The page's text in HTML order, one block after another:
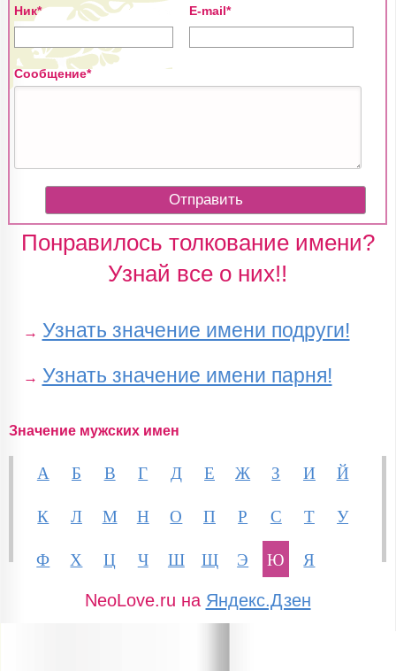
Ник* E-mail*
Сообщение*
Понравилось толкование имени?
Узнай все о них!!
→ Узнать значение имени подруги!
→ Узнать значение имени парня!
Значение мужских имен
А Б В Г Д Е Ж З И
Й
К
Л М Н О П Р С Т
У
Ф
Х Ц Ч Ш Щ Э Ю Я
NeoLove.ru на Яндекс.Дзен